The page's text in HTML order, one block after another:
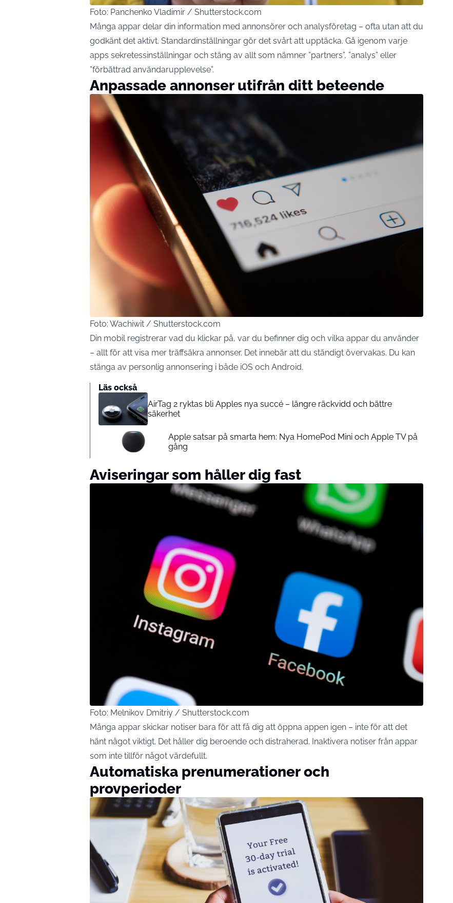
Foto: Panchenko Vladimir / Shutterstock.com
Många appar delar din information med annonsörer och analysföretag – ofta utan att du
godkänt det aktivt. Standardinställningar gör det svårt att upptäcka. Gå igenom varje
apps sekretessinställningar och stäng av allt som nämner ”partners”, ”analys” eller
”förbättrad användarupplevelse”.
Anpassade annonser utifrån ditt beteende
Foto: Wachiwit / Shutterstock.com
Din mobilregistrerar vad du klickar på, var du befinner dig och vilka appar du använder
– allt för att visa mer träffsäkra annonser. Det innebär att du ständigt övervakas. Du kan
stänga av personlig annonsering i både iOS och Android.
Läs också
AirTag 2 ryktas bli Apples nya succé – längre räckvidd och bättre
säkerhet
Apple satsar på smarta hem: Nya HomePod Mini och Apple TV på
gång
Aviseringar som håller dig fast
Foto: Melnikov Dmitriy / Shutterstock.com
Många appar skickar notiser bara för att få dig att öppna appen igen – inte för att det
hänt något viktigt. Det håller dig beroende och distraherad. Inaktivera notiser från appar
som inte tillför något värdefullt.
Automatiska prenumerationer och
provperioder